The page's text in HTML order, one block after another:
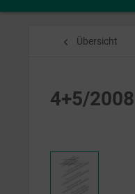
Übersicht
4+5/